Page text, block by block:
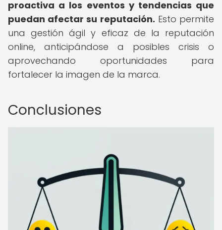
proactiva a los eventos y tendencias que
puedan afectar su reputación. Esto permite
una gestión ágil y eficaz de la reputación
online, anticipándose a posibles crisis o
aprovechando oportunidades para
fortalecer la imagen de la marca.
Conclusiones